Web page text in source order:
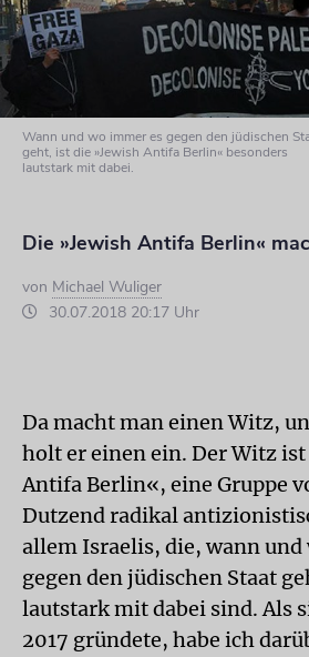
Wann und wo immer es gegen den jüdischen
geht, ist die »Jewish Antifa Berlin« besonders
lautstark mit dabei.
Die »Jewish Antifa Berlin«
von Michael Wuliger
30.07.2018 20:17 Uhr
Da macht man einen Witz,
holt er einen ein. Der Witz
Antifa Berlin«, eine Gruppe
Dutzend radikal
allem Israelis, die, wann und
gegen den jüdischen Staat
lautstark mit dabei sind. Als
2017 gründete, habe ich